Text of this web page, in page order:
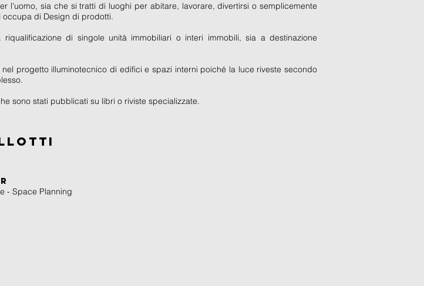
l’uomo, sia che si tratti di luoghi per abitare, lavorare, divertirsi o semplicemente
occupa di Design di prodotti.
di singole unità immobiliari o interi immobili, sia a destinazione
progetto illuminotecnico di edifici e spazi interni poiché la luce riveste secondo
sono stati pubblicati su libri o riviste specializzate.
- Space Planning